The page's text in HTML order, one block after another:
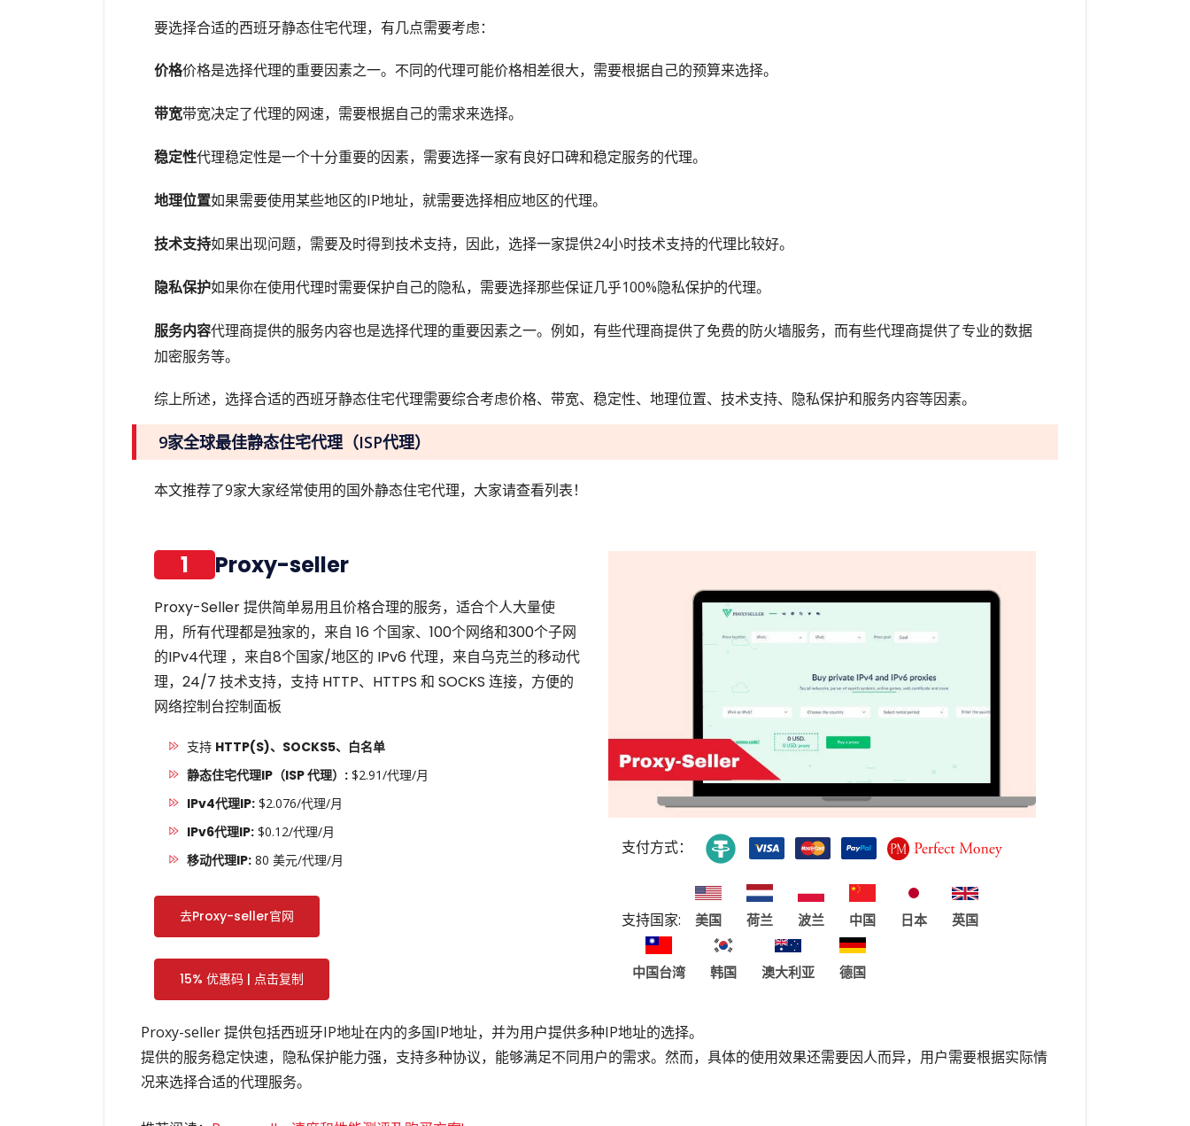
要选择合适的西班牙静态住宅代理，有几点需要考虑：
价格价格是选择代理的重要因素之一。不同的代理可能价格相差很大，需要根据自己的预算来选择。
带宽带宽决定了代理的网速，需要根据自己的需求来选择。
稳定性代理稳定性是一个十分重要的因素，需要选择一家有良好口碑和稳定服务的代理。
地理位置如果需要使用某些地区的IP地址，就需要选择相应地区的代理。
技术支持如果出现问题，需要及时得到技术支持，因此，选择一家提供24小时技术支持的代理比较好。
隐私保护如果你在使用代理时需要保护自己的隐私，需要选择那些保证几乎100%隐私保护的代理。
服务内容代理商提供的服务内容也是选择代理的重要因素之一。例如，有些代理商提供了免费的防火墙服务，而有些代理商提供了专业的数据
加密服务等。
综上所述，选择合适的西班牙静态住宅代理需要综合考虑价格、带宽、稳定性、地理位置、技术支持、隐私保护和服务内容等因素。
9家全球最佳静态住宅代理（ISP代理）
本文推荐了9家大家经常使用的国外静态住宅代理，大家请查看列表！
1 Proxy-seller
Proxy-Seller 提供简单易用且价格合理的服务，适合个人大量使
用，所有代理都是独家的，来自 16 个国家、100个网络和300个子网
的IPv4代理 ，来自8个国家/地区的 IPv6 代理，来自乌克兰的移动代
理，24/7 技术支持，支持 HTTP、HTTPS 和 SOCKS 连接，方便的
网络控制台控制面板
支持 HTTP(S)、SOCKS5、白名单
静态住宅代理IP（ISP 代理）: $2.91/代理/月
IPv4代理IP: $2.076/代理/月
IPv6代理IP: $0.12/代理/月
移动代理IP: 80 美元/代理/月
去Proxy-seller官网
15% 优惠码 | 点击复制
支付方式：
支持国家: 美国 荷兰 波兰 中国 日本 英国
中国台湾 韩国 澳大利亚 德国
Proxy-seller 提供包括西班牙IP地址在内的多国IP地址，并为用户提供多种IP地址的选择。
提供的服务稳定快速，隐私保护能力强，支持多种协议，能够满足不同用户的需求。然而，具体的使用效果还需要因人而异，用户需要根据实际情
况来选择合适的代理服务。